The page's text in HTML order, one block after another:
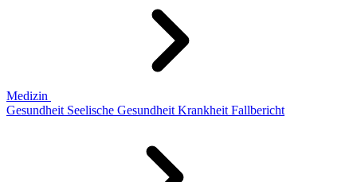
Medizin
Gesundheit Seelische Gesundheit Krankheit Fallbericht